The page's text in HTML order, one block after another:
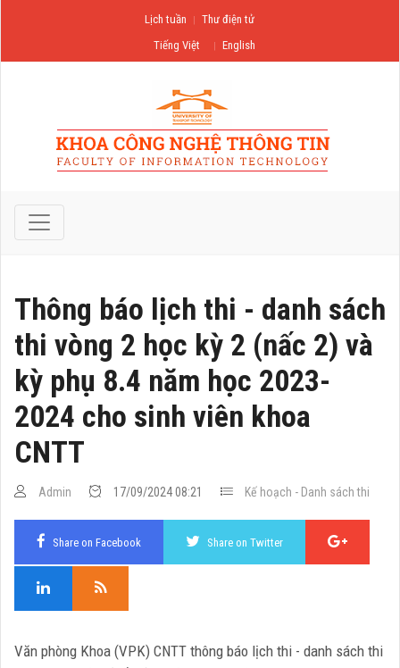
Lịch tuần
Thư điện tử
Tiếng Việt
English
Thông báo lịch thi - danh sách
thi vòng 2 học kỳ 2 (nấc 2) và
kỳ phụ 8.4 năm học 2023-
2024 cho sinh viên khoa
CNTT
Admin 17/09/2024 08:21 Kế hoạch - Danh sách thi
Share on Facebook Share on Twitter
Văn phòng Khoa (VPK) CNTT thông báo lịch thi - danh sách thi